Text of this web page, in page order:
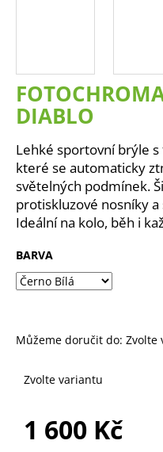
DIABLO
Lehké sportovní brýle
které se automaticky
světelných podmínek.
protiskluzové nosníky
Ideální na kolo, běh i
BARVA
Můžeme doručit do: Zvolte
Zvolte variantu
1 600 Kč
t
?
HLEDAT
D
o
p
u
u
m